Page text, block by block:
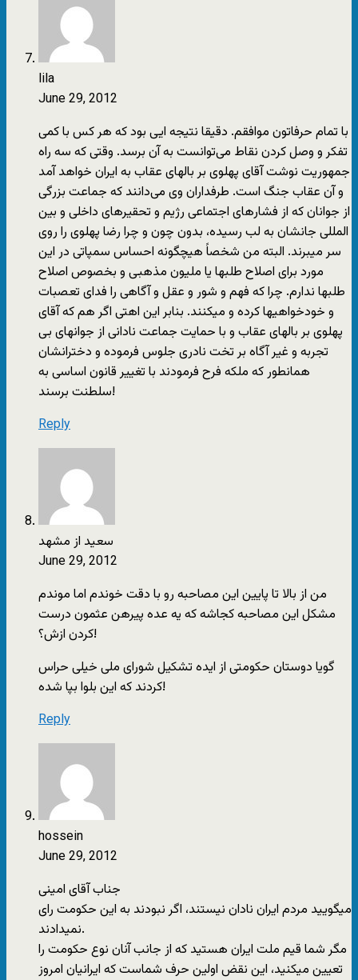
lila
June 29, 2012
با تمام حرفاتون موافقم. دقیقا نتیجه ایی بود که هر کس با کمی‌
تفکر و وصل کردن نقاط می‌توانست به آن برسد. وقتی‌ که سه راه
جمهوریت نوشت آقای پهلوی بر بالهای عقاب به ایران خواهد آمد
و آن عقاب جنگ است. طرفداران وی می‌دانند که جماعت بزرگی
از جوانان که از فشارهای اجتماعی رژیم و تحقیرهای داخلی و بین
المللی جانشان به لب رسیده، بدون چون و چرا رضا پهلوی را روی
سر میبرند. البته من شخصاً هیچگونه احساس سمپاتی در این
مورد برای اصلاح طلبها یا ملیون مذهبی‌ و بخصوص اصلاح
طلبها ندارم. چرا که فهم و شور و عقل و آگاهی‌ را فدای تعصبات
و خودخواهیها کرده و میکنند. بنابر این اهتی اگر هم که آقای
پهلوی بر بالهای عقاب و با حمایت جماعت نادانی از جوانهای بی‌
تجربه و غیر آگاه بر تخت نادری جلوس فرموده و دخترانشان
همانطور که ملکه فرح فرمودند با تغییر قانون اساسی‌ به
سلطنت برسند!
Reply
سعید از مشهد
June 29, 2012
من از بالا تا پایین این مصاحبه رو با دقت خوندم اما موندم
مشکل این مصاحبه کجاشه که یه عده پیرهن عثمون درست
کردن ازش؟!
گویا دوستان حکومتی از ایده تشکیل شورای ملی خیلی حراس
کردند که این بلوا بپا شده!
Reply
hossein
June 29, 2012
جناب آقای امینی
میگویید مردم ایران نادان نیستند، اگر نبودند به این حکومت رای
نمیدادند.
مگر شما قیم ملت ایران هستید که از جانب آنان نوع حکومت را
تعیین میکنید، این نقض اولین حرف شماست که ایرانیان امروز